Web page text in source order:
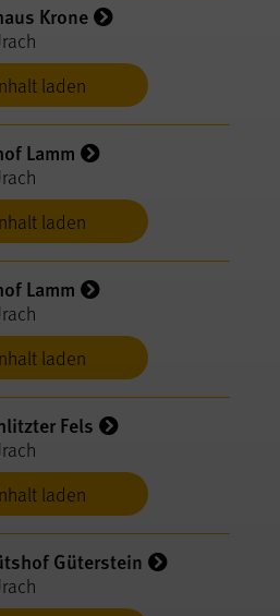
laden
Krone
laden
Lamm
laden
Lamm
laden
Fels
Güterstein